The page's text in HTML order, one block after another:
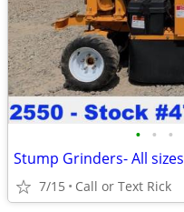
• • •
Stump Grinders- All sizes
7/15 Call or Text Rick